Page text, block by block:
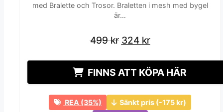
med Bralette och Trosor. Braletten i mesh med bygel
är…
499kr Det
priset
var:
499 kr.
324 krDet
priset
är:
324 kr.
499kr Det
priset
var:
499 kr.
324 krDet
priset
är:
324 kr.
FINNS ATT KÖPA HÄR
REA (35%)
Sänkt pris (-175 kr)